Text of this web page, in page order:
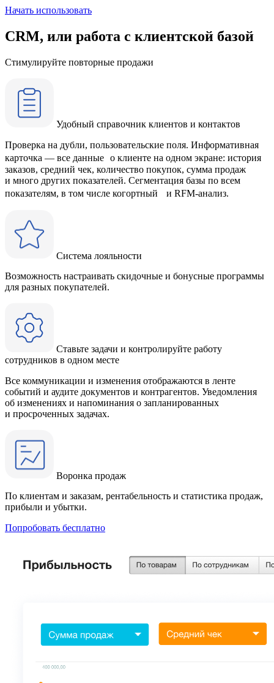
Начать использовать
CRM, или работа с клиентской базой
Стимулируйте повторные продажи
Удобный справочник клиентов и контактов
Проверка на дубли, пользовательские поля. Информативная
карточка — все данные о клиенте на одном экране: история
заказов, средний чек, количество покупок, сумма продаж
и много других показателей. Сегментация базы по всем
показателям, в том числе когортный и RFM-анализ.
Система лояльности
Возможность настраивать скидочные и бонусные программы
для разных покупателей.
Ставьте задачи и контролируйте работу
сотрудников в одном месте
Все коммуникации и изменения отображаются в ленте
событий и аудите документов и контрагентов. Уведомления
об изменениях и напоминания о запланированных
и просроченных задачах.
Воронка продаж
По клиентам и заказам, рентабельность и статистика продаж,
прибыли и убытки.
Попробовать бесплатно